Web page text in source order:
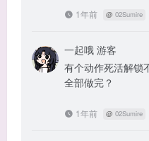
1年前 @ 02Sumire
一起哦 游客
有个动作死活解锁
全部做完？
1年前 @ 02Sumire